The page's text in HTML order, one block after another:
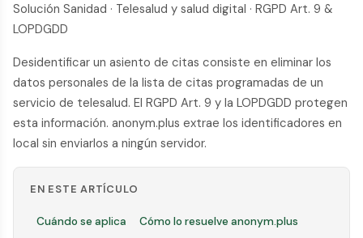
Solución Sanidad · Telesalud y salud digital · RGPD Art. 9 &
LOPDGDD
Desidentificar un asiento de citas consiste en eliminar los
datos personales de la lista de citas programadas de un
servicio de telesalud. El RGPD Art. 9 y la LOPDGDD protegen
esta información. anonym.plus extrae los identificadores en
local sin enviarlos a ningún servidor.
EN ESTE ARTÍCULO
Cuándo se aplica Cómo lo resuelve anonym.plus